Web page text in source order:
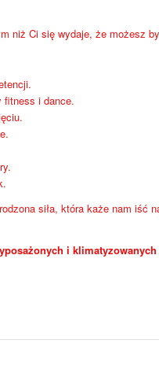
niż Ci się wydaje, że możesz
fitness i dance.
siła, która każe nam iść
i